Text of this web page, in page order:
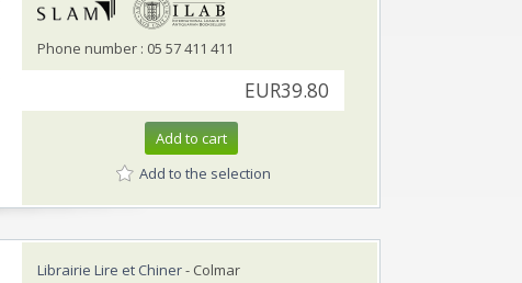
Phone number : 05 57 411 411
EUR39.80
Add to cart
Add to the selection
Librairie Lire et Chiner- Colmar